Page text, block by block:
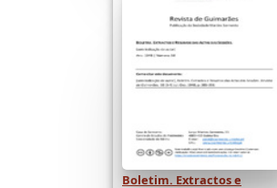
Boletim. Extractos e